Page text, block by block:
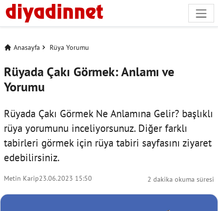
Anasayfa Rüya Yorumu
Rüyada Çakı Görmek: Anlamı ve
Yorumu
Rüyada Çakı Görmek Ne Anlamına Gelir? başlıklı
rüya yorumunu inceliyorsunuz. Diğer farklı
tabirleri görmek için rüya tabiri sayfasını ziyaret
edebilirsiniz.
Metin Karip23.06.2023 15:50 2 dakika okuma süresi